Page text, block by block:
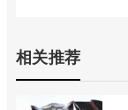
相关推荐